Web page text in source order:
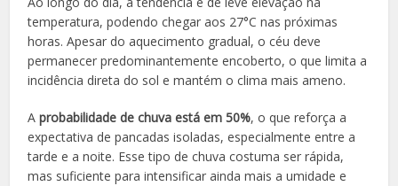
temperatura, podendo chegar aos 27°C nas próximas
horas. Apesar do aquecimento gradual, o céu deve
permanecer predominantemente encoberto, o que limita a
incidência direta do sol e mantém o clima mais ameno.
Aprobabilidade de chuva está em 50%, o que reforça a
expectativa de pancadas isoladas, especialmente entre a
tarde e a noite. Esse tipo de chuva costuma ser rápida,
mas suficiente para intensificar ainda mais a umidade e